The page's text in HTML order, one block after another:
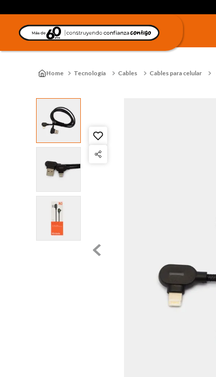
Tecnología Cables Cables para celular